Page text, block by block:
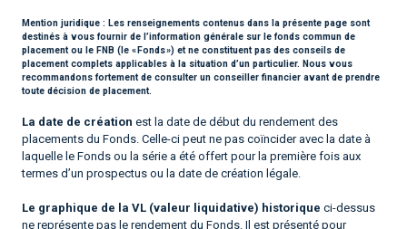
Mention juridique : Les renseignements contenus dans la présente page sont
destinés à vous fournir de l’information générale sur le fonds commun de
placement ou le FNB (le « Fonds ») et ne constituent pas des conseils de
placement complets applicables à la situation d’un particulier. Nous vous
recommandons fortement de consulter un conseiller financier avant de prendre
toute décision de placement.
La date de création est la date de début du rendement des
placements du Fonds. Celle-ci peut ne pas coïncider avec la date à
laquelle le Fonds ou la série a été offert pour la première fois aux
termes d’un prospectus ou la date de création légale.
Le graphique de la VL (valeur liquidative) historique ci-dessus
ne représente pas le rendement du Fonds. Il est présenté pour